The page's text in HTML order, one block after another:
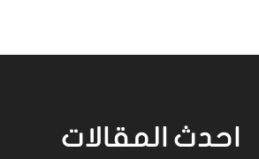
احدث المقالات